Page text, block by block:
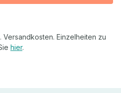
Einzelheiten zu
hier.